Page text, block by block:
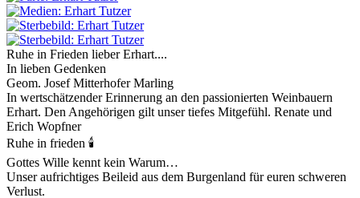
Ruhe in Frieden lieber Erhart....
In lieben Gedenken
Geom. Josef Mitterhofer Marling
In wertschätzender Erinnerung an den passionierten Weinbauern
Erhart. Den Angehörigen gilt unser tiefes Mitgefühl. Renate und
Erich Wopfner
Ruhe in frieden 🕯
Gottes Wille kennt kein Warum…
Unser aufrichtiges Beileid aus dem Burgenland für euren schweren
Verlust.